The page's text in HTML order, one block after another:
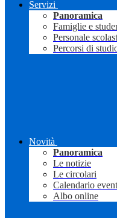
Servizi
Panoramica
Famiglie e
Personale
Percorsi di
Novità
Panoramica
Le notizie
Le circolari
Calendario
Albo online